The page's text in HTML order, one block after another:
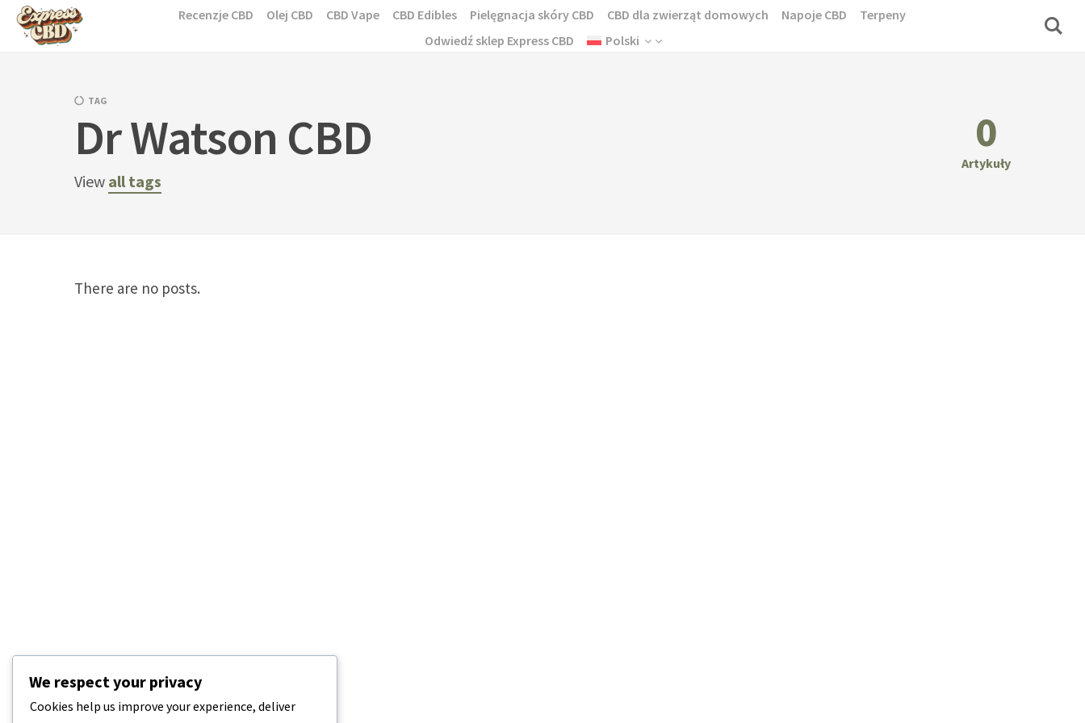
Skip
Recenzje CBD Olej CBD CBD Vape CBD Edibles Pielęgnacja skóry CBD CBD dla zwierząt domowych Napoje CBD
Terpeny
Odwiedź sklep Express CBD
Polski
TAG
Dr Watson CBD
View all tags
0
Artykuły
There are no posts.
We respect your privacy
Cookies help us improve your experience, deliver